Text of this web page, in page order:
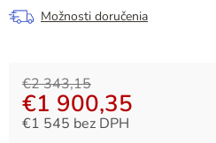
Možnosti doručenia
€2 343,15
€1 900,35
€1 545 bez DPH